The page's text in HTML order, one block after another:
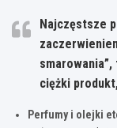
Najczęstsze
ciężki
Perfumy i olejki